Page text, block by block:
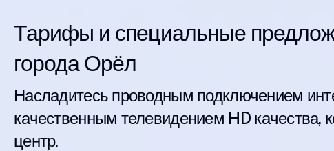
Тарифы и специальные
города Орёл
Насладитесь проводным подключением
качественным телевидением HD качества,
центр.